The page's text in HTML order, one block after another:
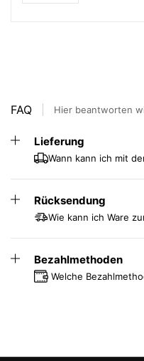
FAQ Hier beantworten
Lieferung
Wann kann ich mit
Rücksendung
Wie kann ich Ware
Bezahlmethoden
Welche